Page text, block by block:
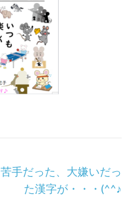
苦手だった、大嫌いだっ
た漢字が・・・(^^♪